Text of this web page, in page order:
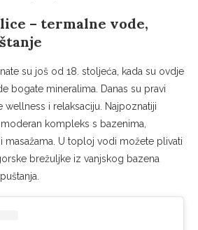
– termalne vode,
su još od 18. stoljeća, kada su ovdje
bogate mineralima. Danas su pravi
wellness i relaksaciju. Najpoznatiji
kompleks s bazenima,
masažama. U toploj vodi možete plivati
brežuljke iz vanjskog bazena